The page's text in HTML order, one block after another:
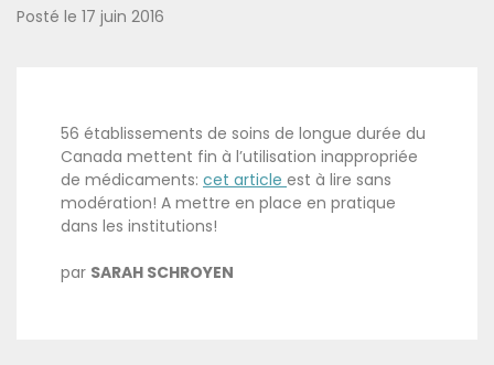
Posté le 17 juin 2016
56 établissements de soins de longue durée du
Canada mettent fin à l’utilisation inappropriée
de médicaments: cet article est à lire sans
modération! A mettre en place en pratique
dans les institutions!
par SARAH SCHROYEN